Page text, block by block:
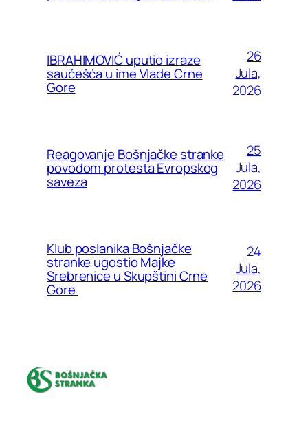
IBRAHIMOVIĆ uputio izraze
saučešća u ime Vlade Crne
Gore
26
Jula,
2026
Reagovanje Bošnjačke stranke
povodom protesta Evropskog
saveza
25
Jula,
2026
Klub poslanika Bošnjačke
stranke ugostio Majke
Srebrenice u Skupštini Crne
Gore
24
Jula,
2026